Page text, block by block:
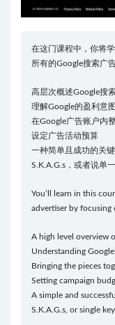
在这门课程中，你将
所有的Google搜索广告
高层次概述Google搜
理解Google的盈利意图
在Google广告账户内
设定广告活动预算
一种简单且成功的关
S.K.A.G.s，或者说单
You’ll learn in this
advertiser by focusing
A high level overview
Understanding
Bringing the pieces
Setting campaign
A simple and
S.K.A.G.s, or single